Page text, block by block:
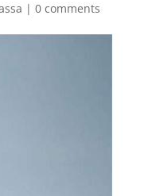
| 0 comments